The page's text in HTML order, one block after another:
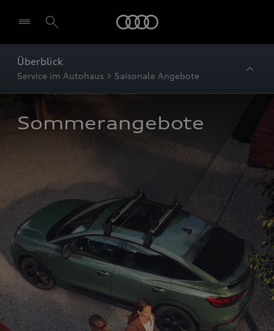
Überblick
Service im Autohaus > Saisonale Angebote
Sommerangebote